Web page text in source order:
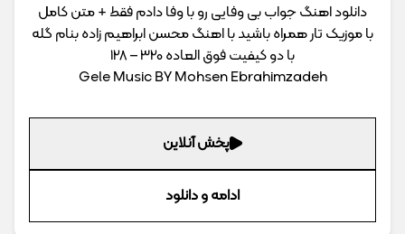
دانلود اهنگ جواب بی وفایی رو با وفا دادم فقط + متن کامل
با موزیک تار همراه باشید با اهنگ محسن ابراهیم زاده بنام گله
با دو کیفیت فوق العاده 320 – 128
Gele Music BY Mohsen Ebrahimzadeh
پخش آنلاین
ادامه و دانلود